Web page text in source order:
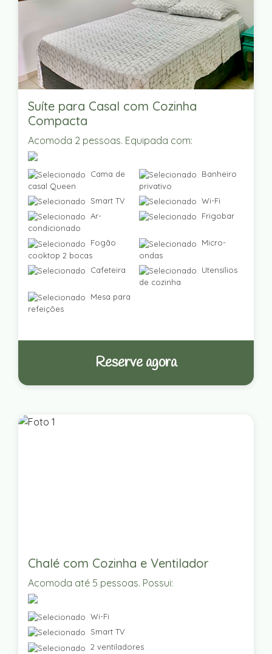
Suíte para Casal com Cozinha
Compacta
Acomoda 2 pessoas. Equipada com:
Cama de
casal Queen
Banheiro
privativo
Smart TV
Wi-Fi
Ar-
condicionado
Frigobar
Fogão
cooktop 2 bocas
Micro-
ondas
Cafeteira
Utensílios
de cozinha
Mesa para
refeições
Reserve agora
Chalé com Cozinha e Ventilador
Acomoda até 5 pessoas. Possui:
Wi-Fi
Smart TV
2 ventiladores